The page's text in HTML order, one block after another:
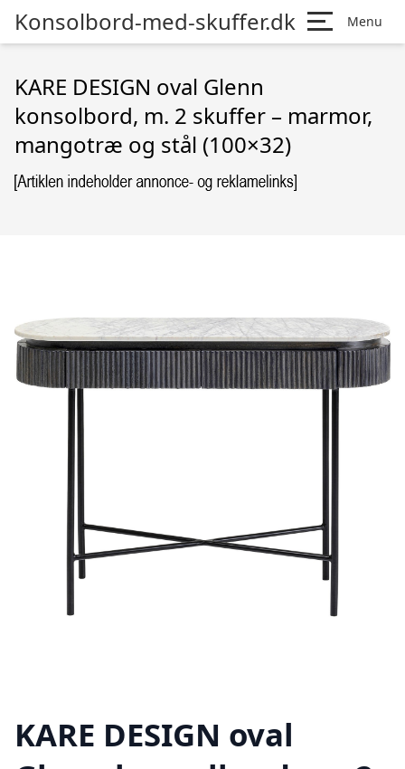
Konsolbord-med-skuffer.dk Menu
KARE DESIGN oval Glenn
konsolbord, m. 2 skuffer – marmor,
mangotræ og stål (100×32)
KARE DESIGN oval